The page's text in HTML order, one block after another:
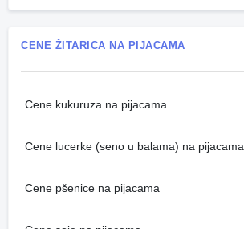
CENE ŽITARICA NA PIJACAMA
Cene kukuruza na pijacama
Cene lucerke (seno u balama) na pijacama
Cene pšenice na pijacama